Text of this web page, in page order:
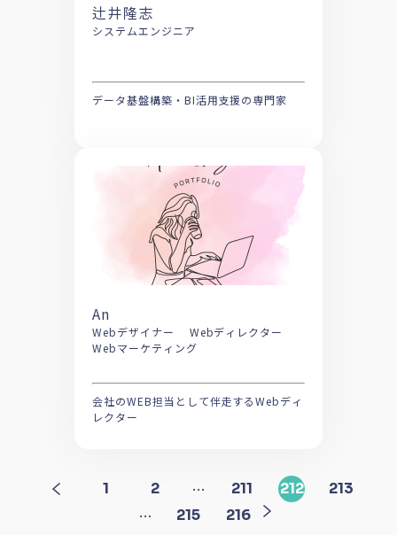
辻井隆志
システムエンジニア
データ基盤構築・BI活用支援の専門家
An
Webデザイナー Webディレクター
Webマーケティング
会社のWEB担当として伴走するWebディ
レクター
1 2 … 211 212 213
… 215 216